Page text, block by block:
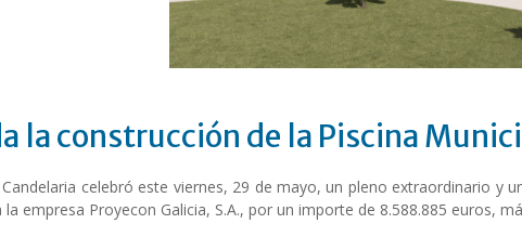
la construcción de la Piscina
celebró este viernes, 29 de mayo, un pleno extraordinario y
la empresa Proyecon Galicia, S.A., por un importe de 8.588.885 euros,